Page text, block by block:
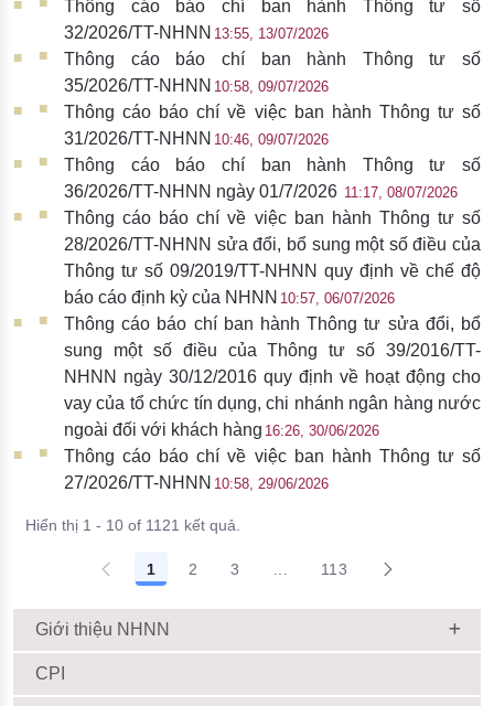
Thông cáo báo chí ban hành Thông tư số
32/2026/TT-NHNN 13:55, 13/07/2026
Thông cáo báo chí ban hành Thông tư số
35/2026/TT-NHNN 10:58, 09/07/2026
Thông cáo báo chí về việc ban hành Thông tư số
31/2026/TT-NHNN 10:46, 09/07/2026
Thông cáo báo chí ban hành Thông tư số
36/2026/TT-NHNN ngày 01/7/2026 11:17, 08/07/2026
Thông cáo báo chí về việc ban hành Thông tư số
28/2026/TT-NHNN sửa đổi, bổ sung một số điều của
Thông tư số 09/2019/TT-NHNN quy định về chế độ
báo cáo định kỳ của NHNN 10:57, 06/07/2026
Thông cáo báo chí ban hành Thông tư sửa đổi, bổ
sung một số điều của Thông tư số 39/2016/TT-
NHNN ngày 30/12/2016 quy định về hoạt động cho
vay của tổ chức tín dụng, chi nhánh ngân hàng nước
ngoài đối với khách hàng​​​ 16:26, 30/06/2026
Thông cáo báo chí về việc ban hành Thông tư số
27/2026/TT-NHNN 10:58, 29/06/2026
Hiển thị 1 - 10 of 1121 kết quả.
1 2 3 113
Giới thiệu NHNN
CPI